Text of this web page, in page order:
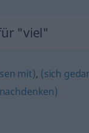
"viel"
mit), (sich